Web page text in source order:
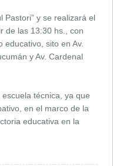
Pastori” y se realizará el
de las 13:30 hs., con
educativo, sito en Av.
y Av. Cardenal
técnica, ya que
en el marco de la
educativa en la